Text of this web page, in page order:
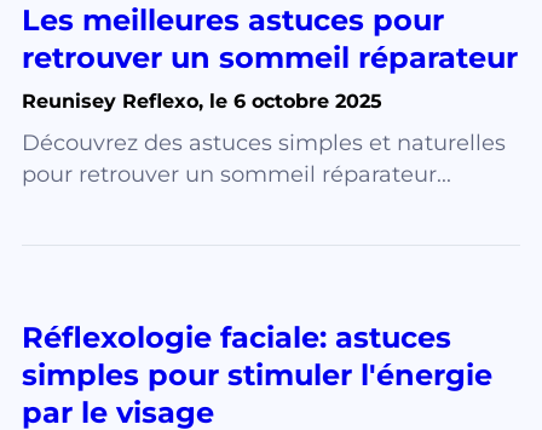
Les meilleures astuces pour
retrouver un sommeil réparateur
Reunisey Reflexo, le 6 octobre 2025
Découvrez des astuces simples et naturelles
pour retrouver un sommeil réparateur...
Réflexologie faciale: astuces
simples pour stimuler l'énergie
par le visage